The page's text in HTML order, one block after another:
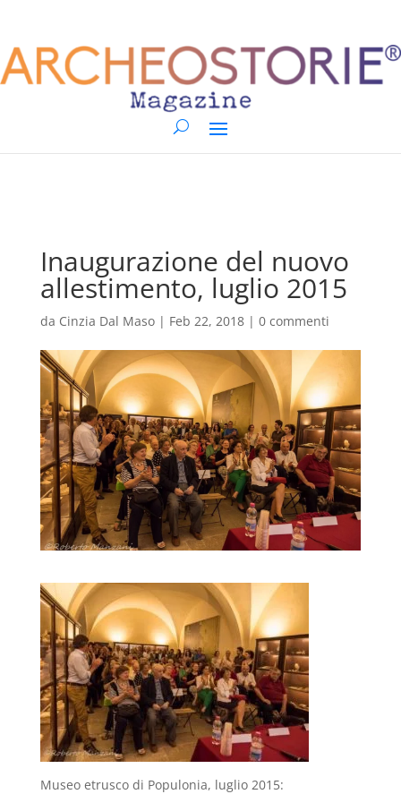
Inaugurazione del nuovo
allestimento, luglio 2015
da Cinzia Dal Maso| Feb 22, 2018| 0 commenti
Museo etrusco di Populonia, luglio 2015: